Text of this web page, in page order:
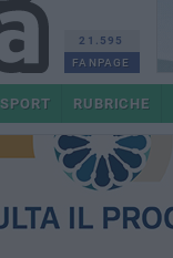
21.595
FANPAGE
SPORT RUBRICHE